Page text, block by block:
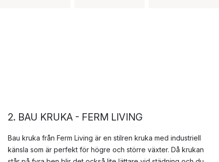
2. BAU KRUKA - FERM LIVING
Bau kruka från Ferm Living är en stilren kruka med industriell
känsla som är perfekt för högre och större växter. Då krukan